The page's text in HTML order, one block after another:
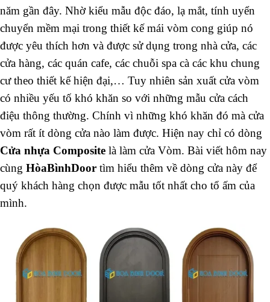
năm gần đây. Nhờ kiểu mẫu độc đáo, lạ mắt, tính uyển
chuyển mềm mại trong thiết kế mái vòm cong giúp nó
được yêu thích hơn và được sử dụng trong nhà cửa, các
cửa hàng, các quán cafe, các chuỗi spa cà các khu chung
cư theo thiết kế hiện đại,… Tuy nhiên sản xuất cửa vòm
có nhiều yếu tố khó khăn so với những mẫu cửa cách
điệu thông thường. Chính vì những khó khăn đó mà cửa
vòm rất ít dòng cửa nào làm được. Hiện nay chỉ có dòng
Cửa nhựa Composite là làm cửa Vòm. Bài viết hôm nay
cùng HòaBìnhDoor tìm hiểu thêm về dòng cửa này để
quý khách hàng chọn được mẫu tốt nhất cho tổ ấm của
mình.